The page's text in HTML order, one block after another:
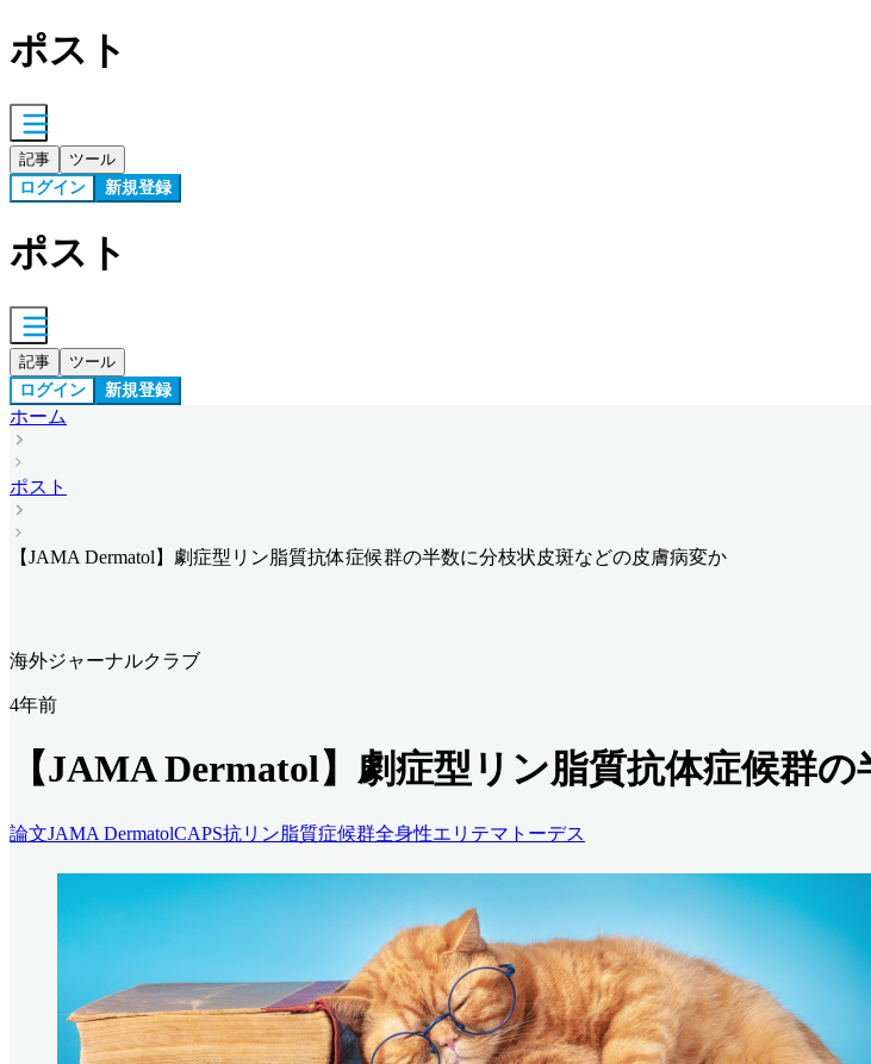
ポスト
記事 ツール
ログイン 新規登録
ポスト
記事 ツール
ログイン 新規登録
ホーム
ポスト
【JAMA Dermatol】劇症型リン脂質抗体症候群の半数に分枝状皮斑などの皮膚病変か
海外ジャーナルクラブ
4年前
【JAMA Dermatol】劇症型リン脂質抗体症候群
論文JAMA DermatolCAPS抗リン脂質症候群全身性エリテマトーデス